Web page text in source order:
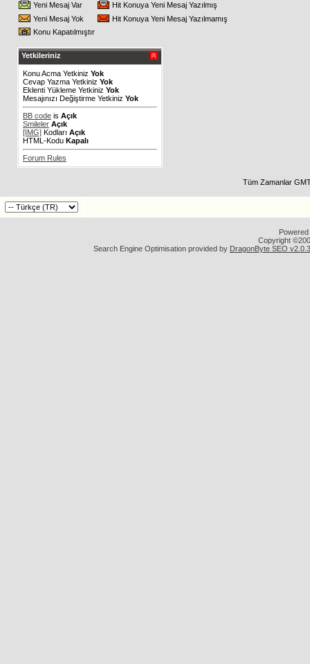
Yeni Mesaj Var
Hit Konuya Yeni Mesaj Yazılmış
Yeni Mesaj Yok
Hit Konuya Yeni Mesaj Yazılmamış
Konu Kapatılmıştır
Yetkileriniz
Konu Acma Yetkiniz Yok
Cevap Yazma Yetkiniz Yok
Eklenti Yükleme Yetkiniz Yok
Mesajınızı Değiştirme Yetkiniz Yok
BB code is Açık
Smileler Açık
[IMG] Kodları Açık
HTML-Kodu Kapalı
Forum Rules
Tüm Zamanlar
Copyright
Search Engine Optimisation provided by DragonByte SEO